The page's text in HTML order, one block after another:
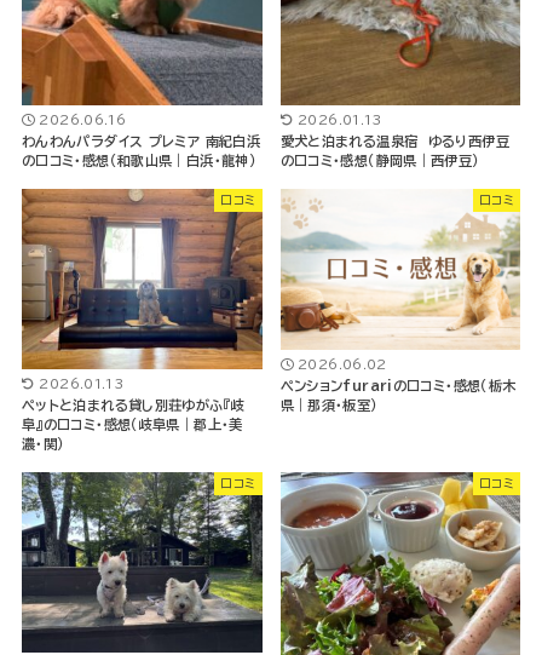
2026.06.16
わんわんパラダイス プレミア 南紀白浜
の口コミ・感想（和歌山県｜白浜・龍神）
2026.01.13
愛犬と泊まれる温泉宿 ゆるり西伊豆
の口コミ・感想（静岡県｜西伊豆）
口コミ
2026.01.13
ペットと泊まれる貸し別荘ゆがふ『岐
阜』の口コミ・感想（岐阜県｜郡上・美
濃・関）
口コミ
2026.06.02
ペンションfurariの口コミ・感想（栃木
県｜那須・板室）
口コミ 口コミ